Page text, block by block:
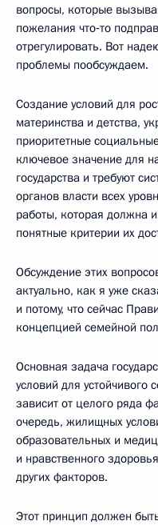
вопросы, которые
пожелания что‑то
отрегулировать. Вот
проблемы пообсуждаем.
Создание условий для
материнства и детства,
приоритетные
ключевое значение для
государства и требуют
органов власти всех
работы, которая должна
понятные критерии их
Обсуждение этих
актуально, как я уже
и потому, что сейчас
концепцией семейной
Основная задача
условий для устойчивого
зависит от целого ряда
очередь, жилищных
образовательных и
и нравственного
других факторов.
Этот принцип должен